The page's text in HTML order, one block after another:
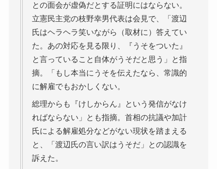
との面会が虚偽だとする証明にはならない。
立憲民主党の枝野幸男代表は会見で、「渡辺
氏はヘラヘラ笑いながら（取材に）答えてい
た。あの対応を見る限り、『うそをついた』
と言っていること自体がうそだと思う」と指
摘。「もし本当にうそを伝えたなら、常識的
に解雇でもおかしくない。
総理からも『けしからん』という発信がなけ
ればならない」とも指摘。首相の抗議や加計
氏による解雇処分などがない現状を踏まえる
と、「渡辺氏の言い訳はうそだ」との認識を
訴えた。